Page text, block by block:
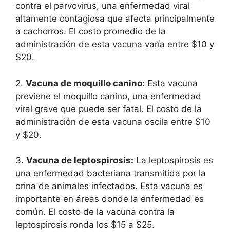
contra el parvovirus, una enfermedad viral
altamente contagiosa que afecta principalmente
a cachorros. El costo promedio de la
administración de esta vacuna varía entre $10 y
$20.
2. Vacuna de moquillo canino: Esta vacuna
previene el moquillo canino, una enfermedad
viral grave que puede ser fatal. El costo de la
administración de esta vacuna oscila entre $10
y $20.
3. Vacuna de leptospirosis: La leptospirosis es
una enfermedad bacteriana transmitida por la
orina de animales infectados. Esta vacuna es
importante en áreas donde la enfermedad es
común. El costo de la vacuna contra la
leptospirosis ronda los $15 a $25.